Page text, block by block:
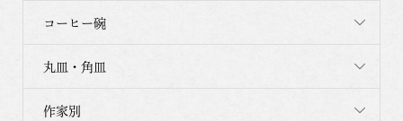
コーヒー碗
丸皿・角皿
作家別